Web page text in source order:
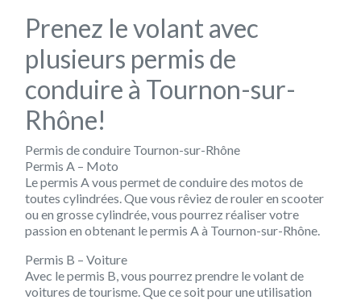
Prenez le volant avec
plusieurs permis de
conduire à Tournon-sur-
Rhône!
Permis de conduire Tournon-sur-Rhône
Permis A – Moto
Le permis A vous permet de conduire des motos de
toutes cylindrées. Que vous rêviez de rouler en scooter
ou en grosse cylindrée, vous pourrez réaliser votre
passion en obtenant le permis A à Tournon-sur-Rhône.
Permis B – Voiture
Avec le permis B, vous pourrez prendre le volant de
voitures de tourisme. Que ce soit pour une utilisation